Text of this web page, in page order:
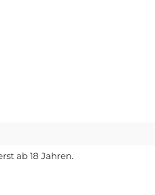
ab 18 Jahren.